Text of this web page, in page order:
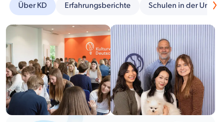
Über KD Erfahrungsberichte Schulen in der